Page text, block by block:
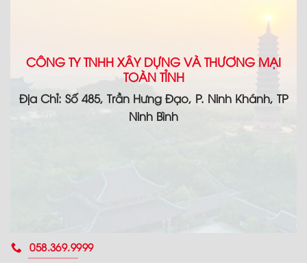
CÔNG TY TNHH XÂY DỰNG VÀ THƯƠNG MẠI
TOÀN TỈNH
Địa Chỉ: Số 485, Trần Hưng Đạo, P. Ninh Khánh, TP
Ninh Bình
058.369.9999